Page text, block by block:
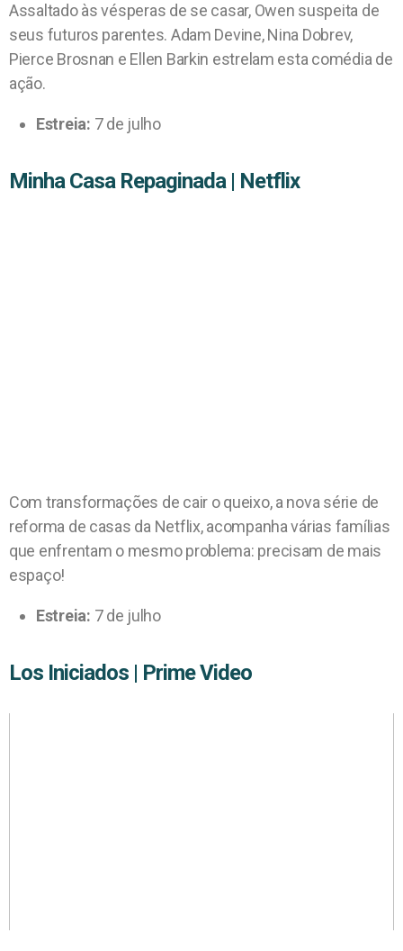
Assaltado às vésperas de se casar, Owen suspeita de
seus futuros parentes. Adam Devine, Nina Dobrev,
Pierce Brosnan e Ellen Barkin estrelam esta comédia de
ação.
Estreia: 7 de julho
Minha Casa Repaginada | Netflix
Com transformações de cair o queixo, a nova série de
reforma de casas da Netflix, acompanha várias famílias
que enfrentam o mesmo problema: precisam de mais
espaço!
Estreia: 7 de julho
Los Iniciados | Prime Video